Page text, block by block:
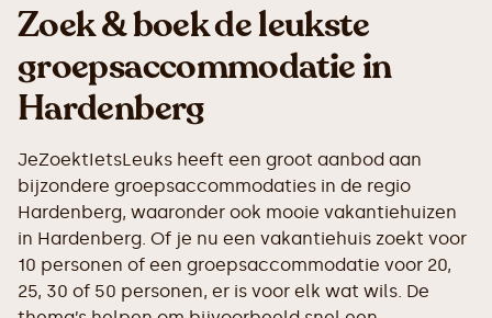
Zoek & boek de leukste
groepsaccommodatie in
Hardenberg
JeZoektIetsLeuks heeft een groot aanbod aan
bijzondere groepsaccommodaties in de regio
Hardenberg, waaronder ook mooie vakantiehuizen
in Hardenberg. Of je nu een vakantiehuis zoekt voor
10 personen of een groepsaccommodatie voor 20,
25, 30 of 50 personen, er is voor elk wat wils. De